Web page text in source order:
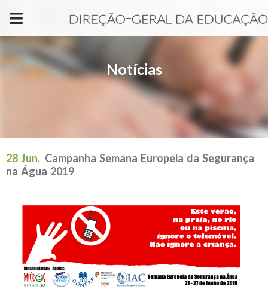
Notícias
28 Jun. Campanha Semana Europeia da Segurança
na Água 2019